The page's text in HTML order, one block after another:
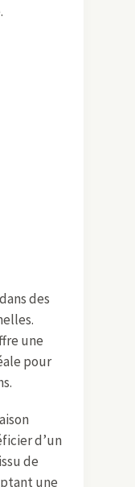
des
une
pour
d’un
de
une